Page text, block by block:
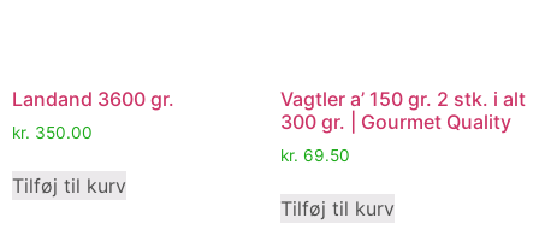
Landand 3600 gr.
kr. 350.00
Tilføj til kurv
Vagtler a’ 150 gr. 2 stk. i alt
300 gr. | Gourmet Quality
kr. 69.50
Tilføj til kurv